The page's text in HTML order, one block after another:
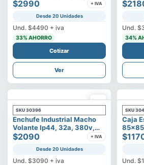
500v
$2990 + IVA
Desde 20 Unidades
Und. $4490 + iva
33% AHORRO
Cotizar
Ver
3p+t
Und.
34%
SKU 30396
Enchufe Industrial Macho
Volante Ip44, 32a, 380v,
3p+t
$2090 + IVA
Desde 20 Unidades
Und. $3090 + iva
SKU
Caja
Und.